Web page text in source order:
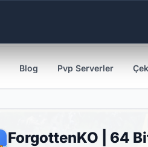
Blog Pvp Serverler
ForgottenKO | 64